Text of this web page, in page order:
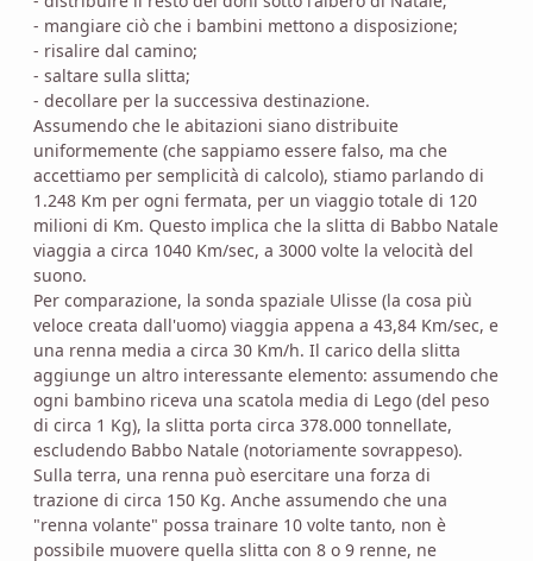
- mangiare ciò che i bambini mettono a disposizione;
- risalire dal camino;
- saltare sulla slitta;
- decollare per la successiva destinazione.
Assumendo che le abitazioni siano distribuite
uniformemente (che sappiamo essere falso, ma che
accettiamo per semplicità di calcolo), stiamo parlando di
1.248 Km per ogni fermata, per un viaggio totale di 120
milioni di Km. Questo implica che la slitta di Babbo Natale
viaggia a circa 1040 Km/sec, a 3000 volte la velocità del
suono.
Per comparazione, la sonda spaziale Ulisse (la cosa più
veloce creata dall'uomo) viaggia appena a 43,84 Km/sec, e
una renna media a circa 30 Km/h. Il carico della slitta
aggiunge un altro interessante elemento: assumendo che
ogni bambino riceva una scatola media di Lego (del peso
di circa 1 Kg), la slitta porta circa 378.000 tonnellate,
escludendo Babbo Natale (notoriamente sovrappeso).
Sulla terra, una renna può esercitare una forza di
trazione di circa 150 Kg. Anche assumendo che una
"renna volante" possa trainare 10 volte tanto, non è
possibile muovere quella slitta con 8 o 9 renne, ne